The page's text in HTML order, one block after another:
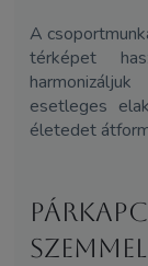
A
térképet
esetleges
életedet